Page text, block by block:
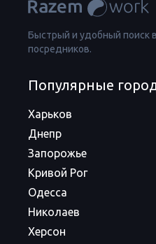
Быстрый и удобный поиск
посредников.
Популярные
Харьков
Днепр
Запорожье
Кривой Рог
Одесса
Николаев
Херсон